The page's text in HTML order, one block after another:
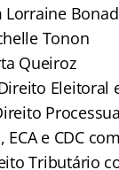
Lorraine
Tonon
Queiroz
Eleitoral
e CDC
Tributário